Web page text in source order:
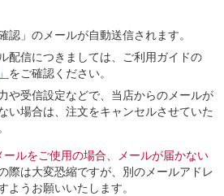
認」のメールが自動送信されます。
配信につきましては、ご利用ガイドの
をご確認ください。
や受信設定などで、当店からのメールが
い場合は、注文をキャンセルさせていた
ルをご使用の場合、メールが届かない
際は大変恐縮ですが、別のメールアドレ
ようお願いいたします。